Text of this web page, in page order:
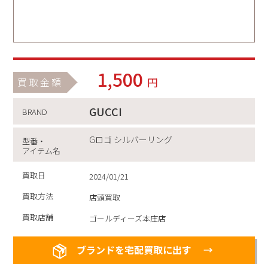
買取金額 1,500 円
BRAND GUCCI
型番・
アイテム名
Gロゴ シルバーリング
買取日
2024/01/21
買取方法
店頭買取
買取店舗
ゴールディーズ本庄店
ブランドを宅配買取に出す